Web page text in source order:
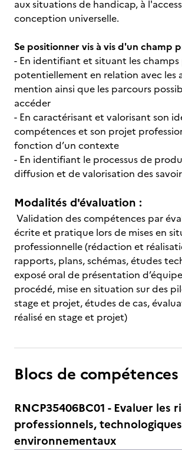
aux situations de handicap, à
conception universelle.
Se positionner vis à vis d'un champ
- En identifiant et situant les champs
potentiellement en relation avec les
mention ainsi que les parcours
accéder
- En caractérisant et valorisant son
compétences et son projet
fonction d’un contexte
- En identifiant le processus de
diffusion et de valorisation des
Modalités d'évaluation :
Validation des compétences par
écrite et pratique lors de mises en
professionnelle (rédaction et
rapports, plans, schémas, études
exposé oral de présentation
procédé, mise en situation sur des
stage et projet, études de cas,
réalisé en stage et projet)
Blocs de compétences
RNCP35406BC01 - Evaluer les
professionnels,
environnementaux